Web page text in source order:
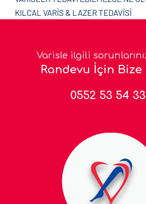
KILCAL VARİS & LAZER TEDAVİSİ
Varisle ilgili
Randevu İçin Bize
0552 53 54